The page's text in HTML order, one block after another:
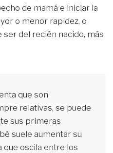
de mamá e iniciar la
o menor rapidez, o
del recién nacido, más
que son
relativas, se puede
sus primeras
suele aumentar su
que oscila entre los